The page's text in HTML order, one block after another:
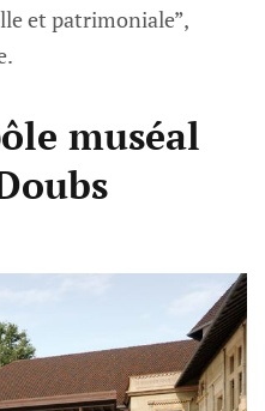
et patrimoniale”,
muséal